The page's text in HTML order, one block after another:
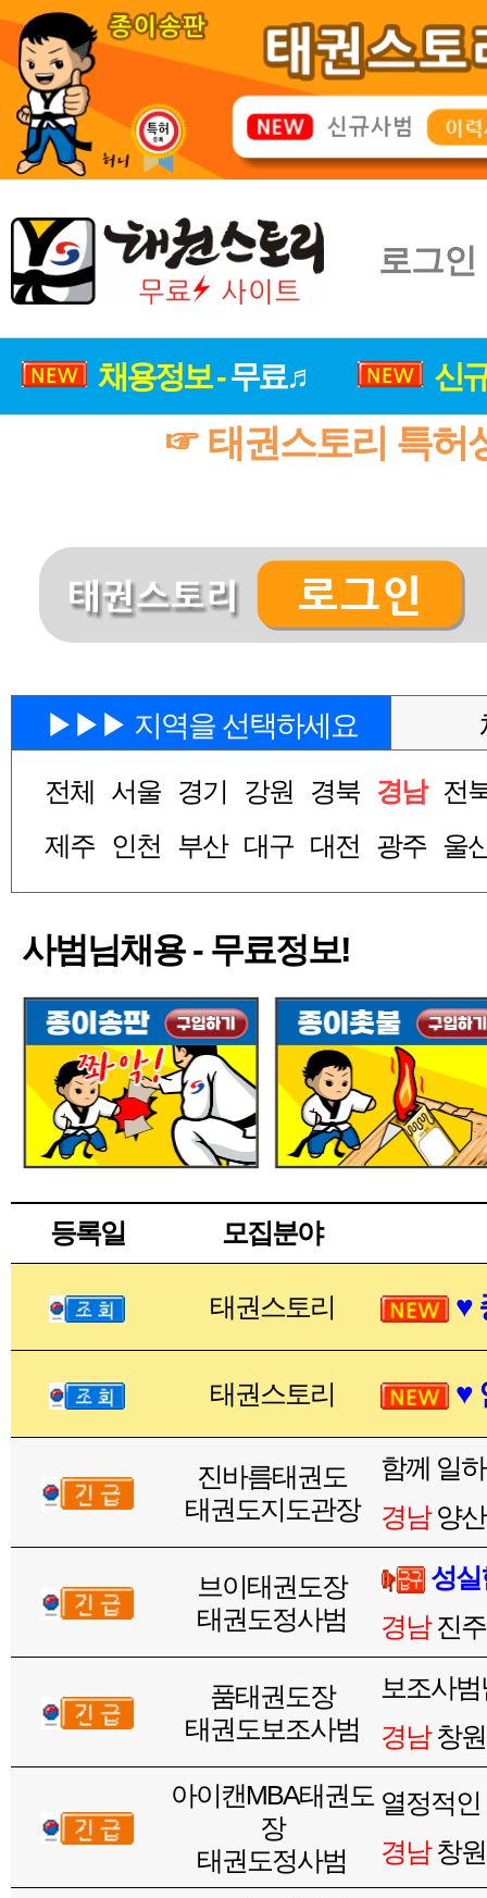
로그인
채용정보 -무료♬ 신
☞ 태권스토리 특허
▶▶▶ 지역을 선택하세요
전체 서울 경기 강원 경북 경남 전
제주
인천 부산 대구 대전 광주 울
사범님채용 - 무료정보!
등록일 모집분야
태권스토리 ♥
태권스토리 ♥
진바름태권도
태권도지도관장
함께 일
경남양
브이태권도장
태권도정사범
성
경남진
품태권도장
태권도보조사범
보조사
경남창원
아이캔MBA태권도
장
태권도정사범
열정적
경남창원